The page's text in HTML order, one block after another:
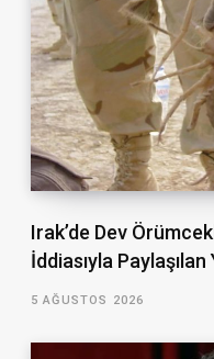
Irak’de Dev
İddiasıyla
5 AĞUSTOS 2026